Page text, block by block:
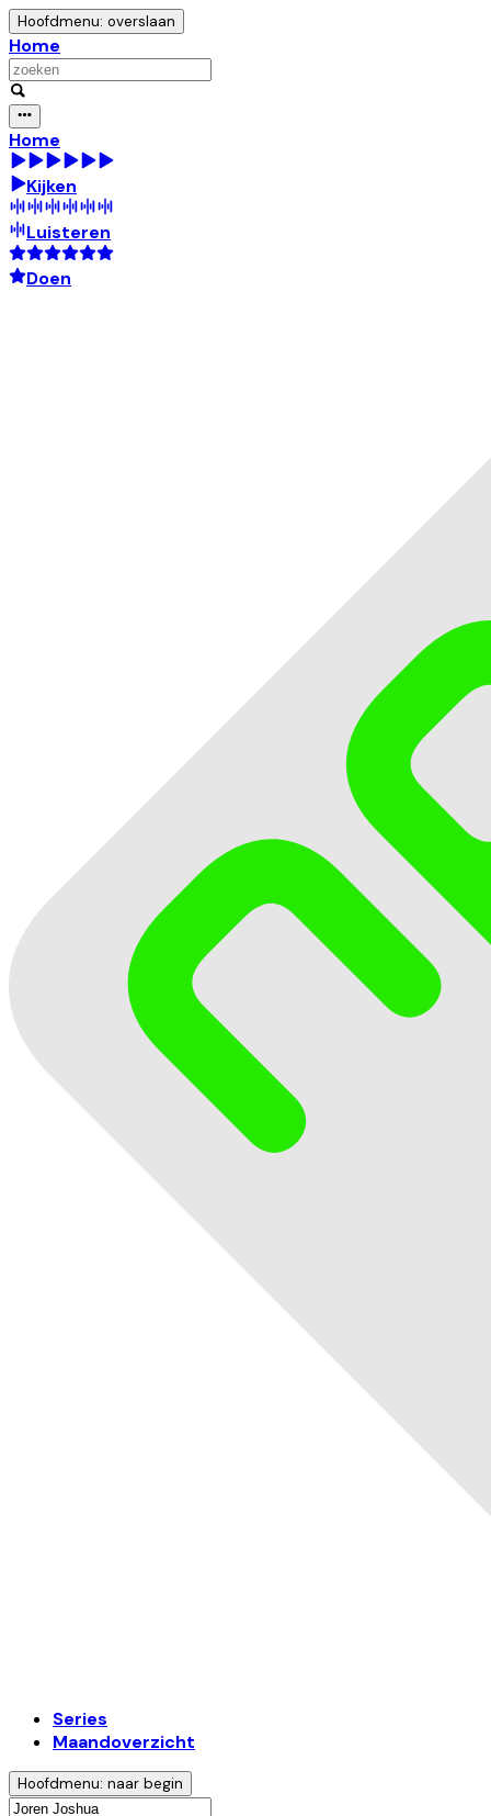
Hoofdmenu: overslaan
Home
Home
Kijken
Luisteren
Doen
Series
Maandoverzicht
Hoofdmenu: naar begin